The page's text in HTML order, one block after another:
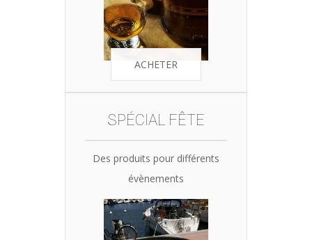
ACHETER
SPÉCIAL FÊTE
Des produits pour différents
évènements